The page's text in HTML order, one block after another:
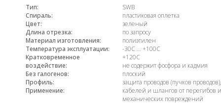
Тип:
Спираль:
Цвет:
Длина отрезка:
Материал изготовления:
Температура эксплуатации:
Кратковременное
воздействие:
Без галогенов:
Профиль:
Применение:
SWB
пластиковая оплетка
зеленый
по запросу
полиэтилен
-30С ... +100С
+120С
не содержит фосфора и кадмия
плоский
защита проводов (пучков проводов),
кабелей и шлангов от перегибов и
механических повреждений